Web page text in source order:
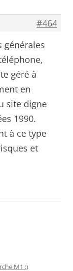
#464
générales
géré à
en
site digne
1990.
à ce type
et
M1 :)